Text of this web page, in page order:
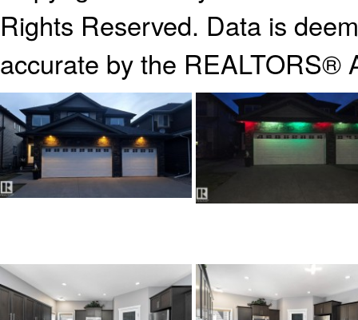
Rights Reserved. Data is
accurate by the REALTORS®